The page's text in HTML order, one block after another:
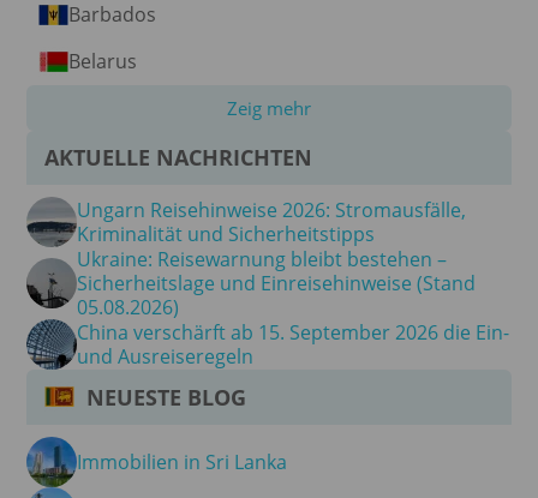
Barbados
Belarus
Zeig mehr
AKTUELLE NACHRICHTEN
Ungarn Reisehinweise 2026: Stromausfälle,
Kriminalität und Sicherheitstipps
Ukraine: Reisewarnung bleibt bestehen –
Sicherheitslage und Einreisehinweise (Stand
05.08.2026)
China verschärft ab 15. September 2026 die Ein-
und Ausreiseregeln
NEUESTE BLOG
Immobilien in Sri Lanka